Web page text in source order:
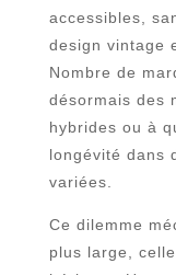
accessibles,
design vintage
Nombre de
désormais des
hybrides ou à
longévité dans
variées.
Ce dilemme
plus large,